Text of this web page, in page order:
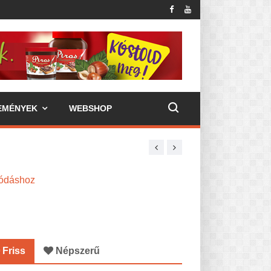
WEBSHOP
Friss Népszerű